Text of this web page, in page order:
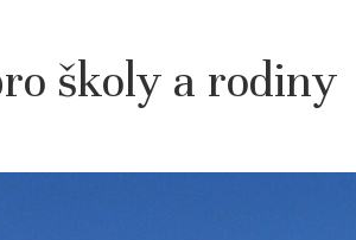
školy a rodiny